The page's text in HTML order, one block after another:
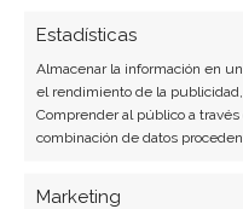
Estadísticas
Almacenar la información en
el rendimiento de la
Comprender al público a
combinación de datos
Marketing
Periodista
transformación
experiencia.